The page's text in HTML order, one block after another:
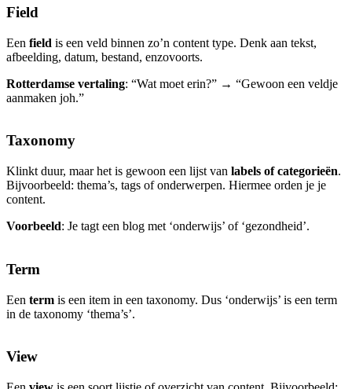
Field
Een field is een veld binnen zo’n content type. Denk aan tekst,
afbeelding, datum, bestand, enzovoorts.
Rotterdamse vertaling: “Wat moet erin?” → “Gewoon een veldje
aanmaken joh.”
Taxonomy
Klinkt duur, maar het is gewoon een lijst van labels of categorieën.
Bijvoorbeeld: thema’s, tags of onderwerpen. Hiermee orden je je
content.
Voorbeeld: Je tagt een blog met ‘onderwijs’ of ‘gezondheid’.
Term
Een term is een item in een taxonomy. Dus ‘onderwijs’ is een term
in de taxonomy ‘thema’s’.
View